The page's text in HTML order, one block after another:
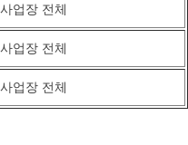
사업장 전체
사업장 전체
사업장 전체